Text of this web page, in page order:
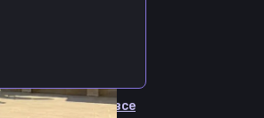
Cмотреть все